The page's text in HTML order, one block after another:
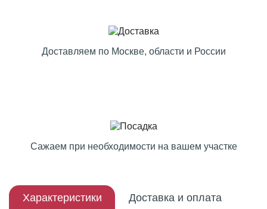
Доставляем по Москве, области и России
Сажаем при необходимости на вашем участке
Характеристики Доставка и оплата